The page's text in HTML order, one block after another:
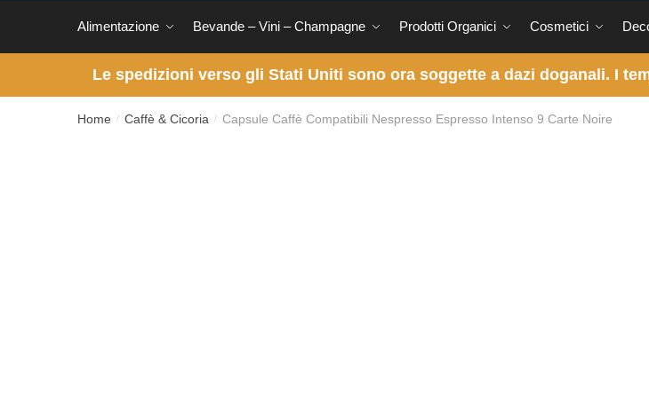
Alimentazione Bevande – Vini – Champagne Prodotti Organici Cosmetici
Le spedizioni verso gli Stati Uniti sono ora soggette a dazi doganali. I
Home / Caffè & Cicoria / Capsule Caffè Compatibili Nespresso Espresso Intenso 9 Carte Noire